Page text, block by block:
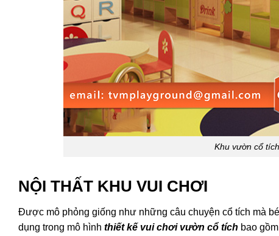
Khu vườn cổ
NỘI THẤT KHU VUI CHƠI
Được mô phỏng giống như những câu chuyện cổ tích mà
dụng trong mô hình thiết kế vui chơi vườn cổ tích bao